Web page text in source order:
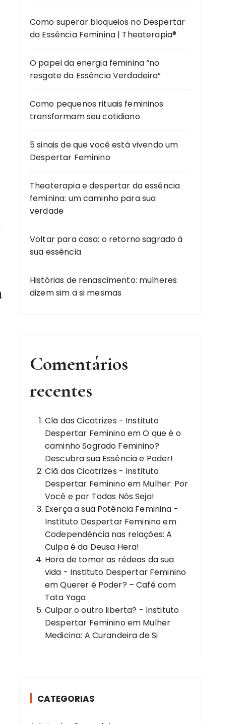
Como superar bloqueios no Despertar
da Essência Feminina | Theaterapia®
O papel da energia feminina “no
resgate da Essência Verdadeira”
Como pequenos rituais femininos
transformam seu cotidiano
5 sinais de que você está vivendo um
Despertar Feminino
Theaterapia e despertar da essência
feminina: um caminho para sua
verdade
Voltar para casa: o retorno sagrado à
sua essência
Histórias de renascimento: mulheres
dizem sim a si mesmas
Comentários
recentes
Clã das Cicatrizes - Instituto
Despertar FemininoemO que é o
caminho Sagrado Feminino?
Descubra sua Essência e Poder!
Clã das Cicatrizes - Instituto
Despertar Femininoem Mulher: Por
Você e por Todas Nós Seja!
Exerça a sua Potência Feminina -
Instituto Despertar Femininoem
Codependência nas relações: A
Culpa é da Deusa Hera!
Hora de tomar as rédeas da sua
vida - Instituto Despertar Feminino
emQuerer é Poder? – Café com
Tata Yaga
Culpar o outro liberta? - Instituto
Despertar Femininoem Mulher
Medicina: A Curandeira de Si
CATEGORIAS